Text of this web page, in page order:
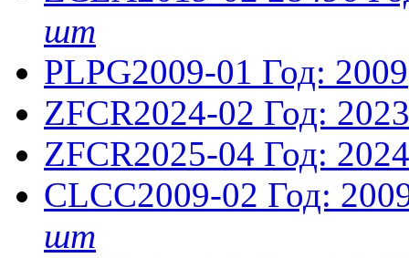
шт
PLPG2009-01 Год: 2009
ZFCR2024-02 Год: 2023
ZFCR2025-04 Год: 2024
CLCC2009-02 Год:
шт